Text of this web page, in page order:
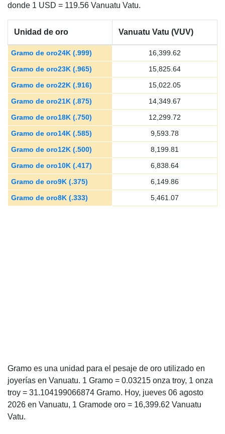
donde 1 USD = 119.56 Vanuatu Vatu.
Unidad de oro Vanuatu Vatu (VUV)
Gramo de oro24K (.999)
16,399.62
Gramo de oro23K (.965)
15,825.64
Gramo de oro22K (.916)
15,022.05
Gramo de oro21K (.875)
14,349.67
Gramo de oro18K (.750)
12,299.72
Gramo de oro14K (.585)
9,593.78
Gramo de oro12K (.500)
8,199.81
Gramo de oro10K (.417)
6,838.64
Gramo de oro9K (.375)
6,149.86
Gramo de oro8K (.333)
5,461.07
Gramo es una unidad para el pesaje de oro utilizado en
joyerías en Vanuatu. 1 Gramo = 0.03215 onza troy, 1 onza
troy = 31.104199066874 Gramo. Hoy, jueves 06 agosto
2026 en Vanuatu, 1 Gramode oro = 16,399.62 Vanuatu
Vatu.